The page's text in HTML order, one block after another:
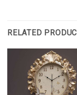
RELATED